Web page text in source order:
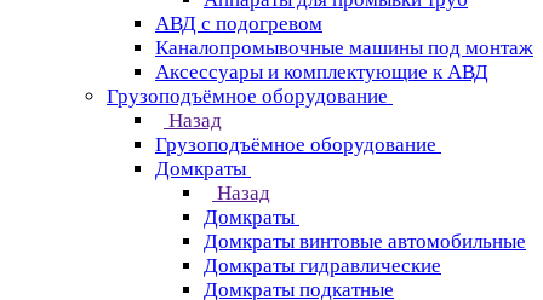
АВД с подогревом
Каналопромывочные машины под монтаж
Аксессуары и комплектующие к АВД
Грузоподъёмное оборудование
Назад
Грузоподъёмное оборудование
Домкраты
Назад
Домкраты
Домкраты винтовые автомобильные
Домкраты гидравлические
Домкраты подкатные